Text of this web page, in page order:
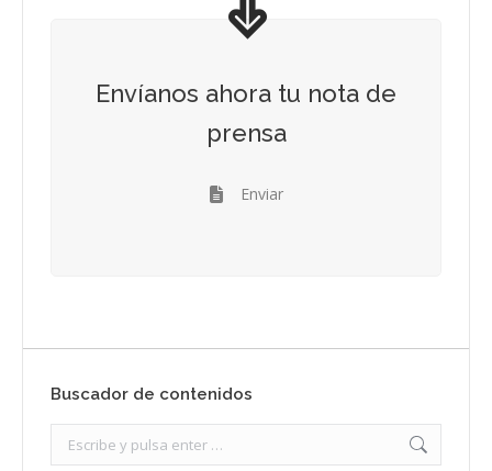
Envíanos ahora tu nota de
prensa
Enviar
Buscador de contenidos